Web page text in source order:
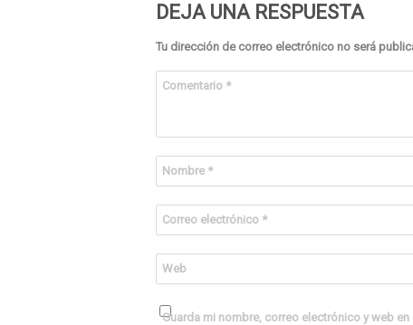
DEJA UNA RESPUESTA
Tu dirección de correo electrónico no será
Comentario *
Nombre *
Correo electrónico *
Web
Guarda mi nombre, correo electrónico y web